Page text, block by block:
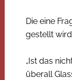
Die eine
gestellt
„Ist das
überall